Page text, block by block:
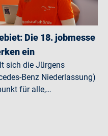
Die 18. jobmesse
ein
sich die Jürgens
Benz Niederlassung)
für alle,…